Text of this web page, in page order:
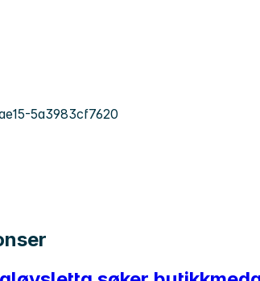
5a3983cf7620